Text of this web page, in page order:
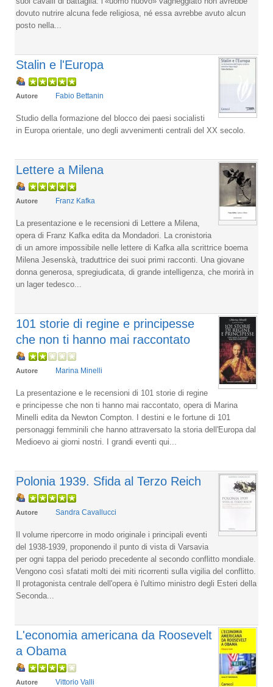
dovuto nutrire alcuna fede religiosa, né essa avrebbe avuto alcun
posto nella...
Stalin e l'Europa
Autore Fabio Bettanin
Studio della formazione del blocco dei paesi socialisti
in Europa orientale, uno degli avvenimenti centrali del XX secolo.
Lettere a Milena
Autore Franz Kafka
La presentazione e le recensioni di Lettere a Milena,
opera di Franz Kafka edita da Mondadori. La cronistoria
di un amore impossibile nelle lettere di Kafka alla scrittrice boema
Milena Jesenskà, traduttrice dei suoi primi racconti. Una giovane
donna generosa, spregiudicata, di grande intelligenza, che morirà in
un lager tedesco...
101 storie di regine e principesse
che non ti hanno mai raccontato
Autore Marina Minelli
La presentazione e le recensioni di 101 storie di regine
e principesse che non ti hanno mai raccontato, opera di Marina
Minelli edita da Newton Compton. I destini e le fortune di 101
personaggi femminili che hanno attraversato la storia dell'Europa dal
Medioevo ai giorni nostri. I grandi eventi qui...
Polonia 1939. Sfida al Terzo Reich
Autore Sandra Cavallucci
Il volume ripercorre in modo originale i principali eventi
del 1938-1939, proponendo il punto di vista di Varsavia
per ogni tappa del periodo precedente al secondo conflitto mondiale.
Vengono così sfatati molti dei miti ricorrenti sulla vigilia del conflitto.
Il protagonista centrale dell'opera è l'ultimo ministro degli Esteri della
Seconda...
L'economia americana da Roosevelt
a Obama
Autore Vittorio Valli